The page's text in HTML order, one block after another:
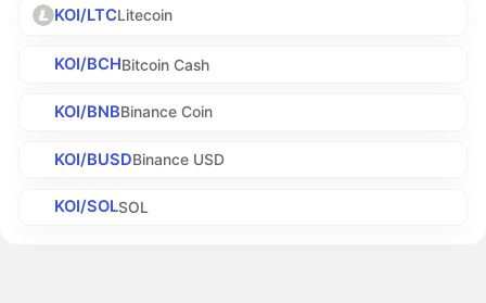
KOI/LTCLitecoin
KOI/BCHBitcoin Cash
KOI/BNBBinance Coin
KOI/BUSDBinance USD
KOI/SOLSOL